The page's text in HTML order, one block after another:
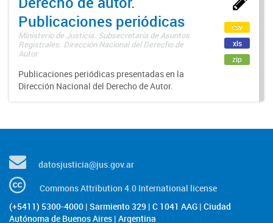
Publicaciones periódicas
Ministerio de Justicia. Subsecretaría de Asuntos
Registrales. Dirección Nacional del Derecho de
Autor
Publicaciones periódicas presentadas en la
Dirección Nacional del Derecho de Autor.
csv
xls
zip
datosjusticia@jus.gov.ar
Commons Attribution 4.0 International license
(+5411) 5300-4000 | Sarmiento 329 | C 1041 AAG | Ciudad
Autónoma de Buenos Aires | Argentina